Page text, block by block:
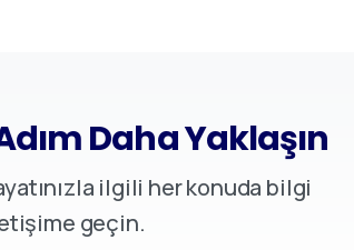
Daha Yaklaşın
ilgili her konuda bilgi
geçin.